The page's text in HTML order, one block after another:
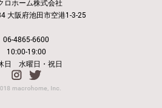
ロホーム株式会社
大阪府池田市空港1-3-25
06-4865-6600
10:00-19:00
日 水曜日・祝日